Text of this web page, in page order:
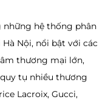
hệ thống phân
Nội, nổi bật với các
thương mại lớn,
tụ nhiều thương
Lacroix, Gucci,